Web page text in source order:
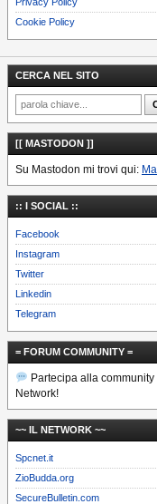
Cookie Policy
CERCA NEL SITO
[[ MASTODON ]]
Su Mastodon mi trovi qui:
:: I SOCIAL ::
Facebook
Instagram
Twitter
Linkedin
Telegram
= FORUM COMMUNITY =
Partecipa alla community
Network!
~~ IL NETWORK ~~
Spcnet.it
ZioBudda.org
SecureBulletin.com